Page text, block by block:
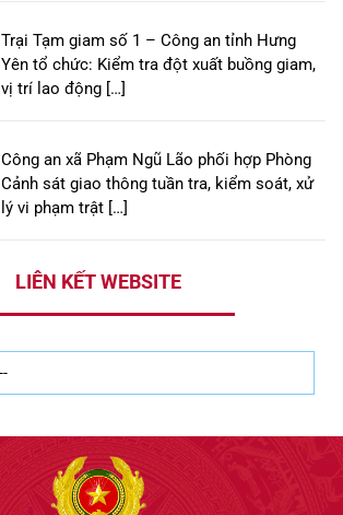
Trại Tạm giam số 1 – Công an tỉnh Hưng
Yên tổ chức: Kiểm tra đột xuất buồng giam,
vị trí lao động […]
Công an xã Phạm Ngũ Lão phối hợp Phòng
Cảnh sát giao thông tuần tra, kiểm soát, xử
lý vi phạm trật […]
LIÊN KẾT WEBSITE